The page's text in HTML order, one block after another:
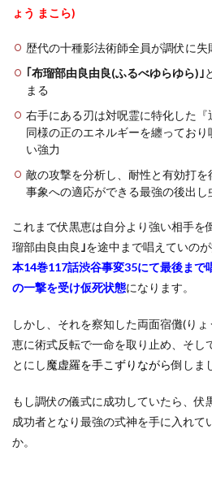
ょう まこら)
歴代の十種影法術師全員が調伏に失
｢布瑠部由良由良(ふるべゆらゆら)｣
まる
右手にある刃は対呪霊に特化した『
同様の正のエネルギーを纏ってお
い強力
敵の攻撃を分析し、耐性と有効打
事象への適応ができる最強の後出し
これまで伏黒恵は自分より強い相手を
瑠部由良由良 ｣を途中まで唱えていの
本14巻117話渋谷事変35にて最後まで
の一撃を受け仮死状態になります。
しかし、それを察知した両面宿儺(り
恵に術式反転で一命を取り止め、そし
とにし魔虚羅を手こずりながら倒しま
もし調伏の儀式に成功していたら、伏
成功者となり最強の式神を手に入れて
か。